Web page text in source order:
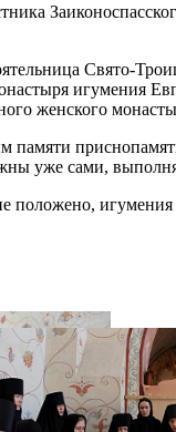
Свято-
игумения
женского
уже сами,
положено,